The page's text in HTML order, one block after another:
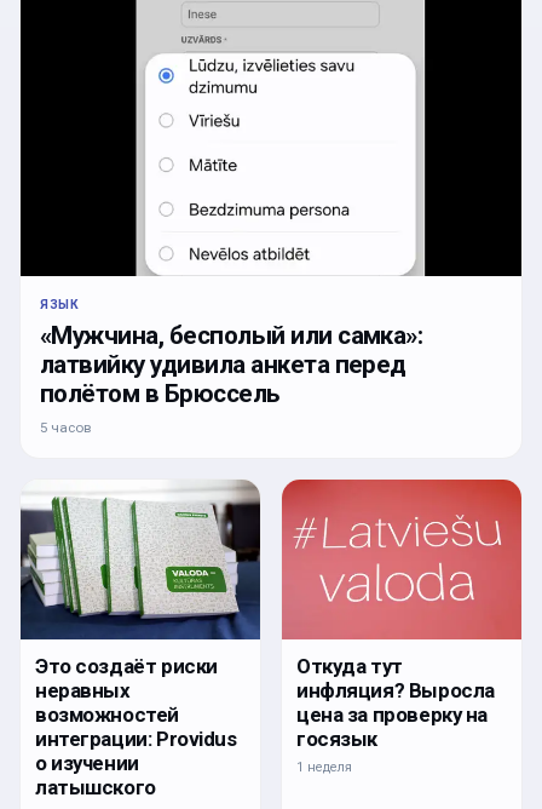
ЯЗЫК
«Мужчина, бесполый или самка»:
латвийку удивила анкета перед
полётом в Брюссель
5 часов
Это создаёт риски
неравных
возможностей
интеграции: Providus
о изучении
латышского
Откуда тут
инфляция? Выросла
цена за проверку на
госязык
1 неделя